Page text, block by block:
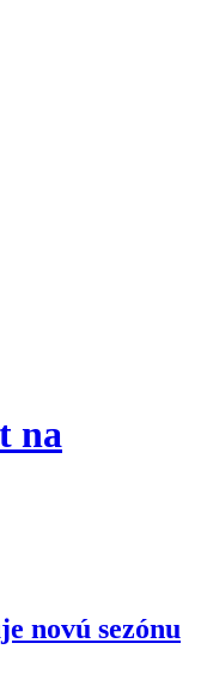
na
novú sezónu